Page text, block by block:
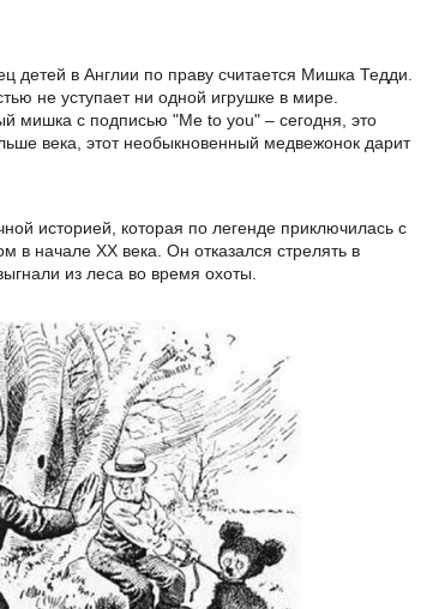
в Англии по праву считается Мишка Тедди.
не уступает ни одной игрушке в мире.
мишка с подписью "Me to you" – сегодня, это
века, этот необыкновенный медвежонок дарит
историей, которая по легенде приключилась с
в начале XX века. Он отказался стрелять в
из леса во время охоты.